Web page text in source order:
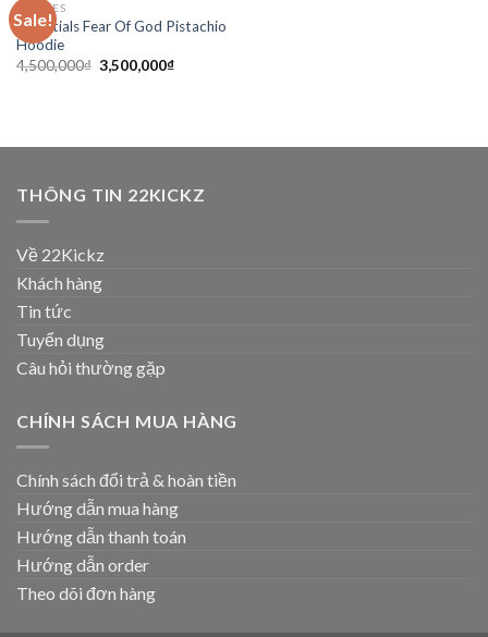
Sale!
wishlist
CLOTHES
Essentials Fear Of God Pistachio
Hoodie
4,500,000₫ 3,500,000₫
THÔNG TIN 22KICKZ
Về 22Kickz
Khách hàng
Tin tức
Tuyển dụng
Câu hỏi thường gặp
CHÍNH SÁCH MUA HÀNG
Chính sách đổi trả & hoàn tiền
Hướng dẫn mua hàng
Hướng dẫn thanh toán
Hướng dẫn order
Theo dõi đơn hàng